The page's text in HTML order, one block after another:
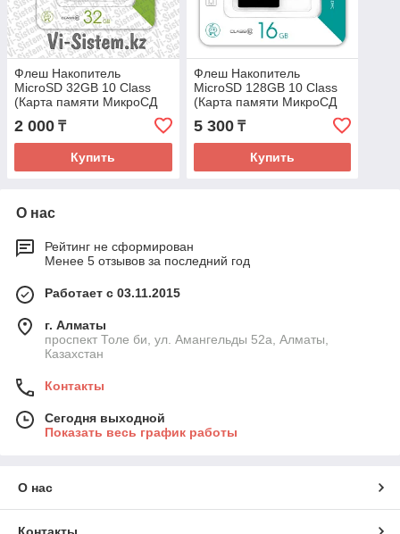
Флеш Накопитель
MicroSD 32GB 10 Class
(Карта памяти МикроСД
32Гб 10 Класс)
2 000 ₸
Купить
Флеш Накопитель
MicroSD 128GB 10 Class
(Карта памяти МикроСД
128Гб 10 Класс)
5 300₸
Купить
О нас
Рейтинг не сформирован
Менее 5 отзывов за последний год
Работает с 03.11.2015
г. Алматы
проспект Толе би, ул. Амангельды 52а, Алматы,
Казахстан
Контакты
Сегодня выходной
Показать весь график работы
О нас